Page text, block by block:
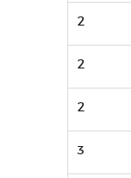
2
2
2
3